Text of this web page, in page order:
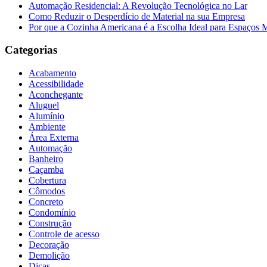
Automação Residencial: A Revolução Tecnológica no Lar
Como Reduzir o Desperdício de Material na sua Empresa
Por que a Cozinha Americana é a Escolha Ideal para Espaços
Categorias
Acabamento
Acessibilidade
Aconchegante
Aluguel
Alumínio
Ambiente
Área Externa
Automação
Banheiro
Caçamba
Cobertura
Cômodos
Concreto
Condomínio
Construção
Controle de acesso
Decoração
Demolição